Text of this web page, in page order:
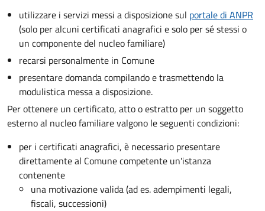
utilizzare i servizi messi a disposizione sul portale di ANPR
(solo per alcuni certificati anagrafici e solo per sé stessi o
un componente del nucleo familiare)
recarsi personalmente in Comune
presentare domanda compilando e trasmettendo la
modulistica messa a disposizione.
Per ottenere un certificato, atto o estratto per un soggetto
esterno al nucleo familiare valgono le seguenti condizioni:
per i certificati anagrafici, è necessario presentare
direttamente al Comune competente un'istanza
contenente
una motivazione valida (ad es. adempimenti legali,
fiscali, successioni)